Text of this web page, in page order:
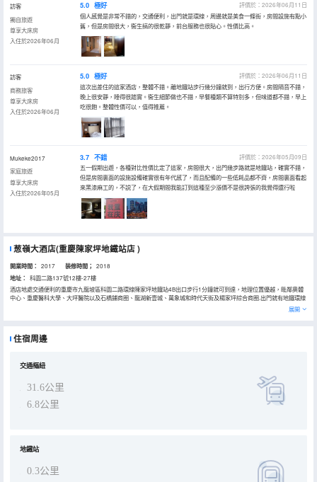
訪客
獨自旅遊
尊享大床房
入住於2026年06月
5.0 極好
評價於：2026年06月11日
個人感覺是非常不錯的，交通便利，出門就是環線，周邊就是美食一條街，房間設施有點小
舊，但是房間很大，衞生搞的很乾靜，前台服務也很貼心。性價比高。
訪客
商務旅客
尊享大床房
入住於2026年06月
5.0 極好
評價於：2026年06月11日
這次出差住的這家酒店，整體不錯。離地鐵站步行幾分鐘就到，出行方便。房間隔音不錯，
晚上很安靜，睡得很踏實。衞生細節做也不錯，早餐種類不算特別多，但味道都不錯，早上
吃很飽。整體性價可以，值得推薦。
Mukeke2017
家庭旅遊
尊享大床房
入住於2026年05月
3.7 不錯
評價於：2026年05月09日
五一假期出遊，各種對比性價比定了這家，房間很大，出門幾步路就是地鐵站，確實不錯，
但是房間裏面的設施設備確實很有年代感了，而且配備的一些低耗品都不齊，房間裏面看起
來黑漆麻工的，不説了，在大假期間我能訂到這種至少漲價不是很誇張的我覺得還行啦
葱嶺大酒店(重慶陳家坪地鐵站店 )
開業時間： 2017 装修時間； 2018
地址：
科園二路137號12樓-27樓
酒店地處交通便利的重慶市九龍坡區科園二路環線陳家坪地鐵站4B出口步行1分鐘就可到達，地理位置優越，毗鄰奧體
中心、重慶醫科大學、大坪醫院以及石橋鋪商圈、龍湖新壹城、萬象城和時代天街及楊家坪綜合商圈.出門就有地鐵環線
及主城各路公交車，也可通過換乘地鐵直達解放碑、洪崖洞、朝天門、磁器口古鎮等，出行便利。從酒店步行約5分鐘
就可以到達重慶市級特色夜市--人氣火爆的南方花園美食街（重慶本地人也十分青睞的美食街），這裏彙集了重慶本土
洗浴設施以及自助洗衣房、製冰機等，令入住倍感舒適和愉悅。
展開
住宿周邊
交通樞紐
31.6公里
6.8公里
地鐵站
0.3公里